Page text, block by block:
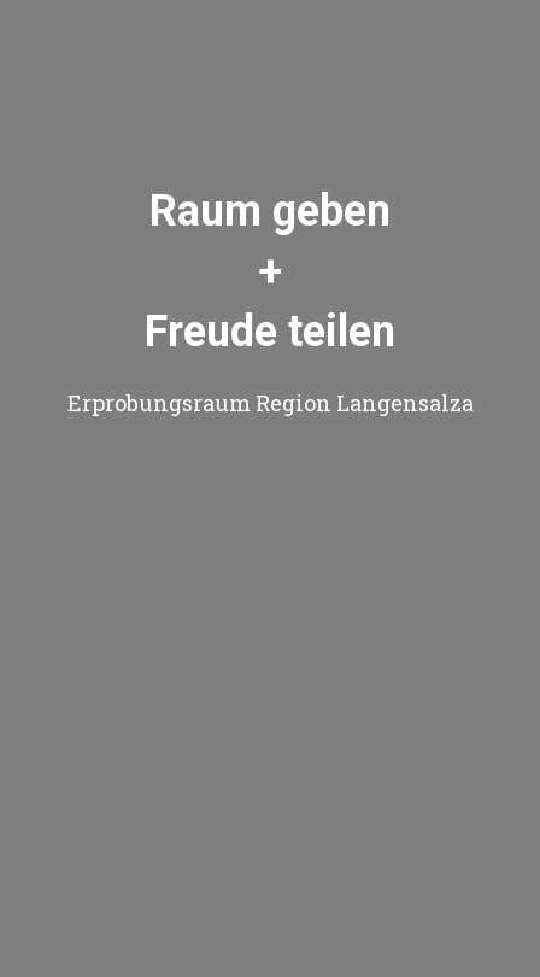
Raum geben
+
Freude teilen
Erprobungsraum Region Langensalza